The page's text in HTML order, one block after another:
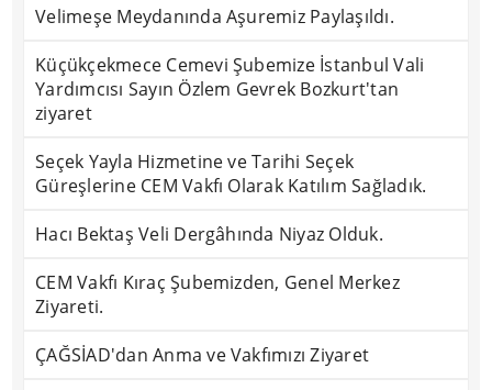
Velimeşe Meydanında Aşuremiz Paylaşıldı.
Küçükçekmece Cemevi Şubemize İstanbul Vali
Yardımcısı Sayın Özlem Gevrek Bozkurt'tan
ziyaret
Seçek Yayla Hizmetine ve Tarihi Seçek
Güreşlerine CEM Vakfı Olarak Katılım Sağladık.
Hacı Bektaş Veli Dergâhında Niyaz Olduk.
CEM Vakfı Kıraç Şubemizden, Genel Merkez
Ziyareti.
ÇAĞSİAD'dan Anma ve Vakfımızı Ziyaret